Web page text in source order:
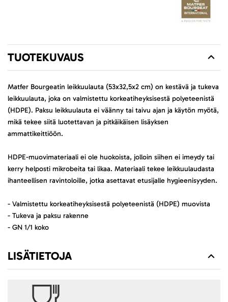
TUOTEKUVAUS
Matfer Bourgeatin leikkuulauta (53x32,5x2 cm) on kestävä ja tukeva
leikkuulauta, joka on valmistettu korkeatiheyksisestä polyeteenistä
(HDPE). Paksu leikkuulauta ei väänny tai taivu ajan ja käytön myötä,
mikä tekee siitä luotettavan ja pitkäikäisen lisäyksen
ammattikeittiöön.
HDPE-muovimateriaali ei ole huokoista, jolloin siihen ei imeydy tai
kerry helposti mikrobeita tai likaa. Materiaali tekee leikkuulaudasta
ihanteellisen ravintoloille, jotka asettavat etusijalle hygieenisyyden.
- Valmistettu korkeatiheyksisestä polyeteenistä (HDPE) muovista
- Tukeva ja paksu rakenne
- GN 1/1 koko
LISÄTIETOJA